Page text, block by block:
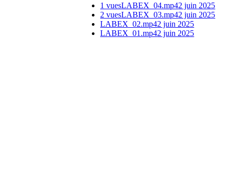
1 vuesLABEX_04.mp42 juin 2025
2 vuesLABEX_03.mp42 juin 2025
LABEX_02.mp42 juin 2025
LABEX_01.mp42 juin 2025